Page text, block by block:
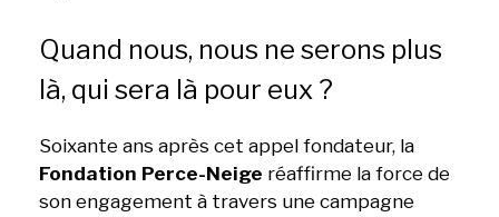
Quand nous, nous ne serons plus
là, qui sera là pour eux ?
Soixante ans après cet appel fondateur, la
Fondation Perce-Neige réaffirme la force de
son engagement à travers une campagne